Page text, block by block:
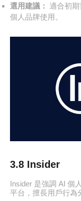
選用建議： 適合初
個人品牌使用。
3.8 Insider
Insider 是強調 AI 個
平台，擅長用戶行為